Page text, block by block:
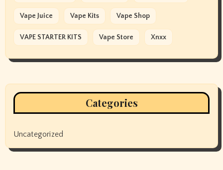
Vape Juice Vape Kits Vape Shop
VAPE STARTER KITS Vape Store Xnxx
Categories
Uncategorized